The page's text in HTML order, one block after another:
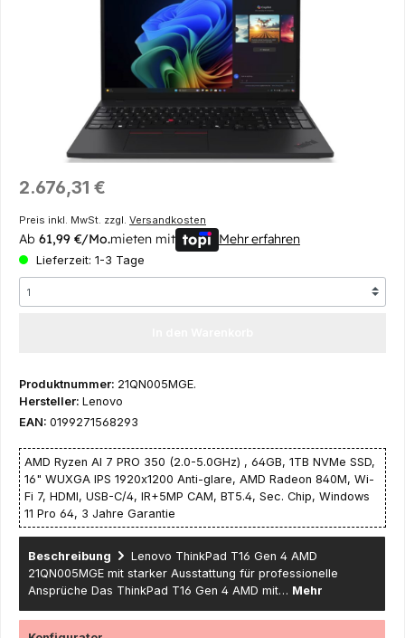
Regulärer Preis:
2.676,31 €
Preis inkl. MwSt. zzgl. Versandkosten
Ab 61,99 €/Mo.mieten mit Mehr erfahren
Lieferzeit: 1-3 Tage
Produktnummer: 21QN005MGE.
Hersteller: Lenovo
EAN: 0199271568293
AMD Ryzen AI 7 PRO 350 (2.0-5.0GHz) , 64GB, 1TB NVMe SSD,
16" WUXGA IPS 1920x1200 Anti-glare, AMD Radeon 840M, Wi-
Fi 7, HDMI, USB-C/4, IR+5MP CAM, BT5.4, Sec. Chip, Windows
11 Pro 64, 3 Jahre Garantie
Beschreibung
Lenovo ThinkPad T16 Gen 4 AMD
21QN005MGE mit starker Ausstattung für professionelle
Ansprüche Das ThinkPad T16 Gen 4 AMD mit… Mehr